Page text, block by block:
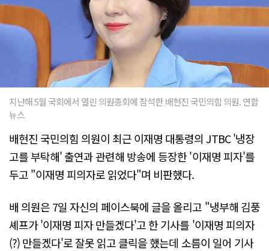
지난해 5월 국회에서 열린 의원총회에 참석한 배현진 국민의힘 의원. 연합
뉴스
배현진 국민의힘 의원이 최근 이재명 대통령의 JTBC '냉장
고를 부탁해' 출연과 관련해 방송에 등장한 '이재명 피자'를
두고 "이재명 피의자로 읽었다"며 비판했다.
배 의원은 7일 자신의 페이스북에 글을 올리고 "냉부해 김풍
셰프가 '이재명 피자 만들겠다'고 한 기사를 '이재명 피의자
(?) 만들겠다'로 잘못 읽고 클릭을 했는데 소름이 일어 기사